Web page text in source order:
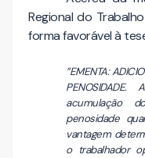
Regional do
forma favorável à
”EMENTA:
PENOSIDADE.
acumulação
penosidade
vantagem
o trabalhador